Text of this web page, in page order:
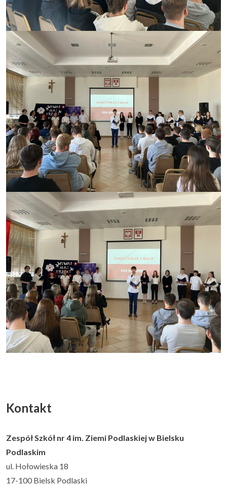
Kontakt
Zespół Szkół nr 4 im. Ziemi Podlaskiej w Bielsku
Podlaskim
ul. Hołowieska 18
17-100 Bielsk Podlaski